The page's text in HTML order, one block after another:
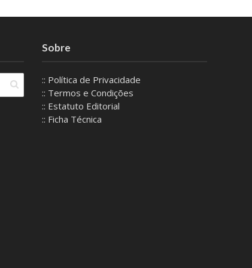
Sobre
:: Política de Privacidade
:: Termos e Condições
:: Estatuto Editorial
:: Ficha Técnica